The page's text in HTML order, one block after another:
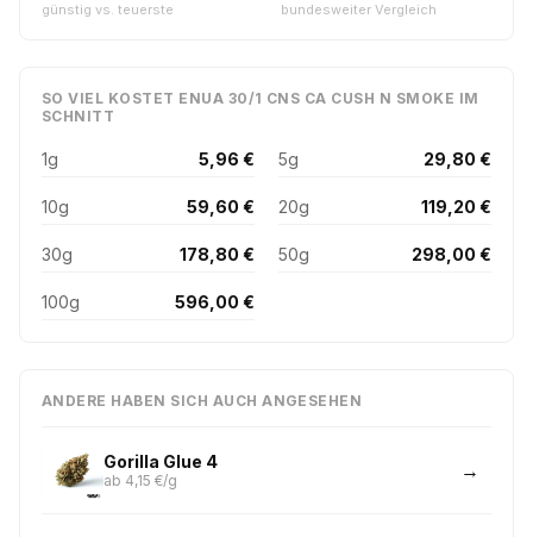
günstig vs. teuerste bundesweiter Vergleich
SO VIEL KOSTET ENUA 30/1 CNS CA CUSH N SMOKE IM
SCHNITT
1g 5,96 € 5g 29,80 €
10g 59,60 € 20g 119,20 €
30g 178,80 € 50g 298,00 €
100g 596,00 €
ANDERE HABEN SICH AUCH ANGESEHEN
Gorilla Glue 4
ab 4,15 €/g